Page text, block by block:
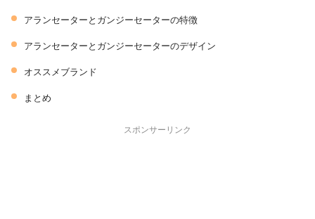
アランセーターとガンジーセーターの特徴
アランセーターとガンジーセーターのデザイン
オススメブランド
まとめ
スポンサーリンク